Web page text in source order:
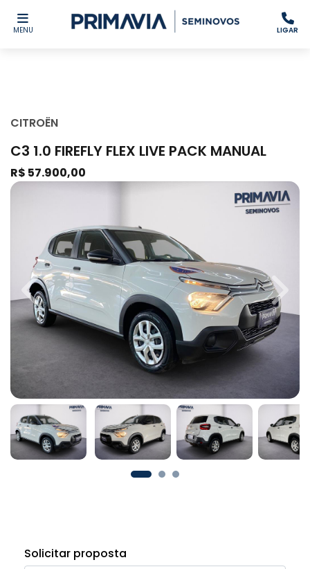
MENU LIGAR
CITROËN
C3 1.0 FIREFLY FLEX LIVE PACK MANUAL
R$ 57.900,00
Previous Next
Solicitar proposta